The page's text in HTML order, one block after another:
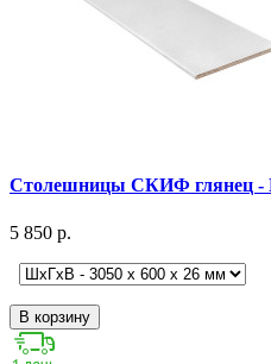
Столешницы СКИФ глянец -
5 850 р.
В корзину